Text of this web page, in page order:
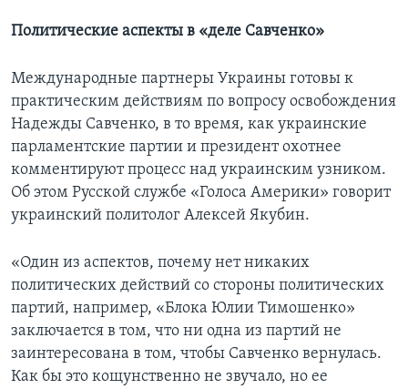
Политические аспекты в «деле Савченко»
Международные партнеры Украины готовы к
практическим действиям по вопросу освобождения
Надежды Савченко, в то время, как украинские
парламентские партии и президент охотнее
комментируют процесс над украинским узником.
Об этом Русской службе «Голоса Америки» говорит
украинский политолог Алексей Якубин.
«Один из аспектов, почему нет никаких
политических действий со стороны политических
партий, например, «Блока Юлии Тимошенко»
заключается в том, что ни одна из партий не
заинтересована в том, чтобы Савченко вернулась.
Как бы это кощунственно не звучало, но ее